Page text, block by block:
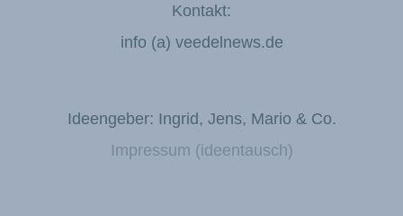
Kontakt:
info (a) veedelnews.de
Ideengeber: Ingrid, Jens, Mario & Co.
Impressum (ideentausch)